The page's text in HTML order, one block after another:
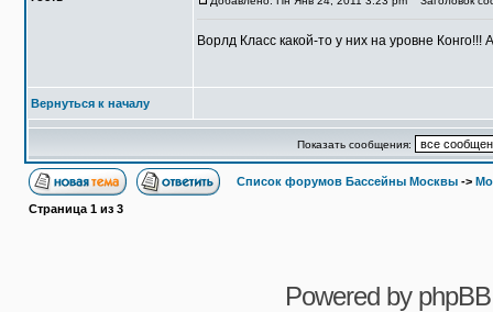
Ворлд Класс какой-то у них на уровне
Вернуться к началу
Показать сообщения:
Список форумов Бассейны Москвы ->
Страница 1 из 3
Powered by phpBB